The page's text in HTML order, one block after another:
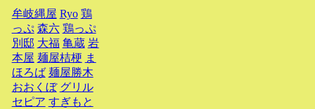
牟岐縄屋 Ryo 鶏
っぷ 森六 鶏っぷ
別邸 大福 亀蔵 岩
本屋 麺屋桔梗 ま
ほろば 麺屋勝木
おおくぼ グリル
セピア すぎもと